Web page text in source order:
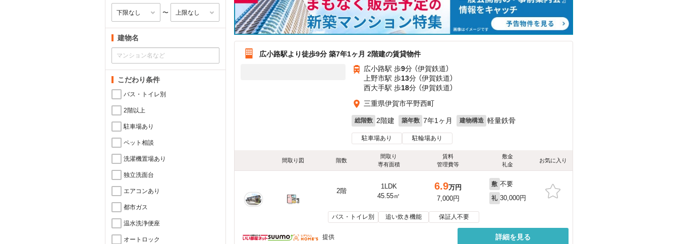
〜
建物名
こだわり条件
バス・トイレ別
2階以上
駐車場あり
ペット相談
洗濯機置場あり
独立洗面台
エアコンあり
都市ガス
温水洗浄便座
オートロック
広小路駅より徒歩9分 築7年1ヶ月 2階建の賃貸物件
広小路駅 歩9分 （伊賀鉄道）
上野市駅 歩13分 （伊賀鉄道）
西大手駅 歩18分 （伊賀鉄道）
三重県伊賀市平野西町
総階数 2階建 築年数 7年1ヶ月 建物構造 軽量鉄骨
駐車場あり 駐輪場あり
間取り図 階数
間取り
専有面積
賃料
管理費等
敷金
礼金
お気に入り
2階
1LDK
45.55㎡
6.9万円
7,000円
敷 不要
礼 30,000円
バス・トイレ別 追い炊き機能 保証人不要
提供 詳細を見る